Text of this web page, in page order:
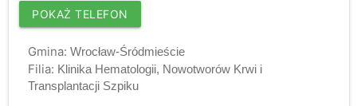
POKAŻ TELEFON
Gmina: Wrocław-Śródmieście
Filia: Klinika Hematologii, Nowotworów Krwi i
Transplantacji Szpiku